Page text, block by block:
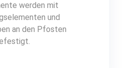
werden mit
und
an den Pfosten